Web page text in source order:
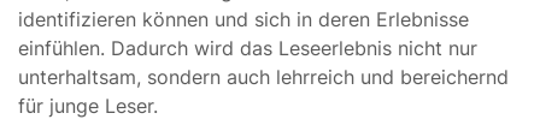
identifizieren können und sich in deren Erlebnisse
einfühlen. Dadurch wird das Leseerlebnis nicht nur
unterhaltsam, sondern auch lehrreich und bereichernd
für junge Leser.